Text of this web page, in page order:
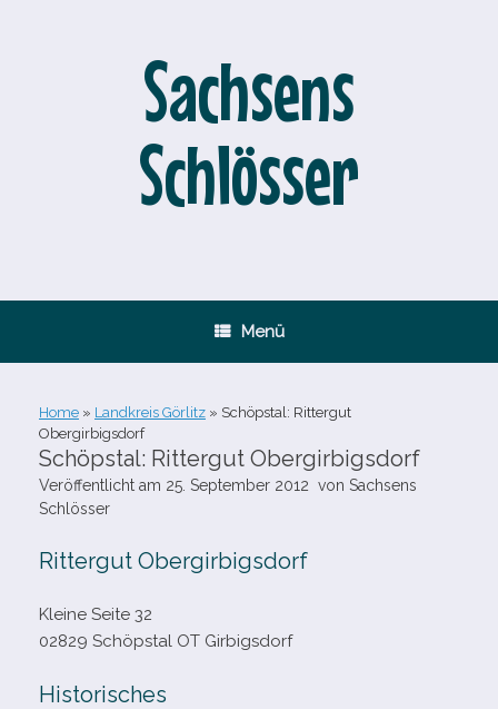
Sachsens
Schlösser
Menü
Home » Landkreis Görlitz » Schöpstal: Rittergut
Obergirbigsdorf
Schöpstal: Rittergut Obergirbigsdorf
Veröffentlicht am 25. September 2012 von Sachsens
Schlösser
Rittergut Obergirbigsdorf
Kleine Seite 32
02829 Schöpstal OT Girbigsdorf
Historisches